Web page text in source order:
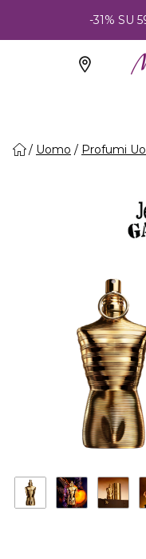
-31% SU
Uomo Profumi